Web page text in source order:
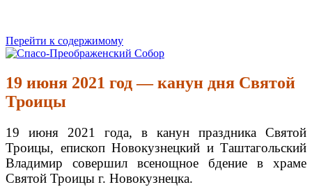
Перейти к содержимому
Спасо-Преображенский Собор
Спасо-Преображенский кафедральный Собор Новокузнецк
19 июня 2021 год — канун дня Святой
Троицы
19 июня 2021 года, в канун праздника Святой
Троицы, епископ Новокузнецкий и Таштагольский
Владимир совершил всенощное бдение в храме
Святой Троицы г. Новокузнецка.